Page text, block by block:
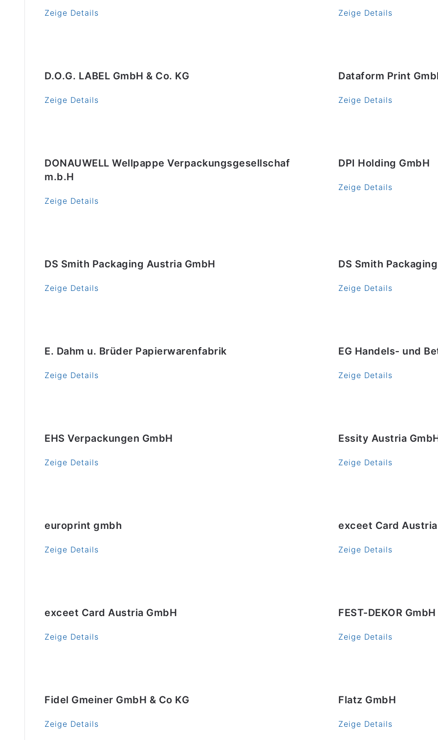
Zeige Details Zeige Details
D.O.G. LABEL GmbH & Co. KG
Zeige Details
Dataform Print
Zeige Details
DONAUWELL Wellpappe Verpackungsgesellschaf
m.b.H
Zeige Details
DPI Holding GmbH
Zeige Details
DS Smith Packaging Austria GmbH
Zeige Details
DS Smith
Zeige Details
E. Dahm u. Brüder Papierwarenfabrik
Zeige Details
EG Handels- und
Zeige Details
EHS Verpackungen GmbH
Zeige Details
Essity Austria
Zeige Details
europrint gmbh
Zeige Details
exceet Card
Zeige Details
exceet Card Austria GmbH
Zeige Details
FEST-DEKOR GmbH
Zeige Details
Fidel Gmeiner GmbH & Co KG
Zeige Details
Flatz GmbH
Zeige Details